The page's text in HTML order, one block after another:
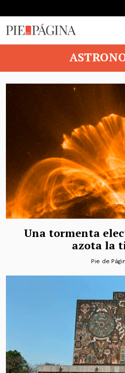
Una tormenta
azota la
Pie de